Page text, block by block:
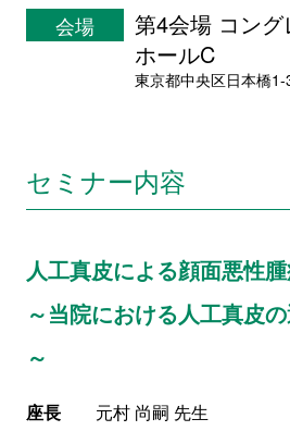
会場
第4会場 コン
ホールC
東京都中央区日本橋1-
セミナー内容
人工真皮による顔面悪性
～当院における人工真皮
～
座長元村 尚嗣 先生